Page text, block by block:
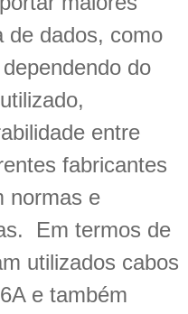
de dados, como
do
entre
fabricantes
normas e
Em termos de
utilizados cabos
e também